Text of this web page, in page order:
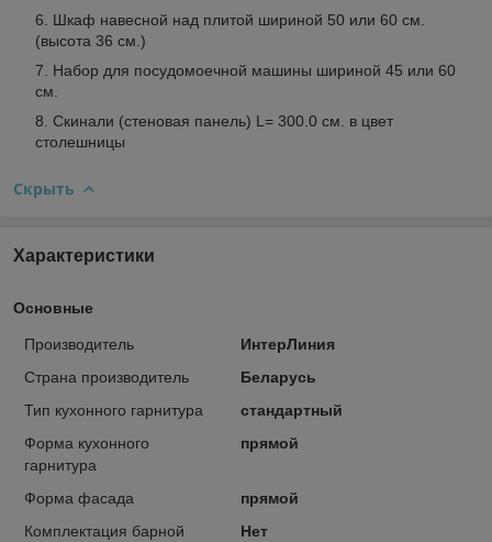
Шкаф навесной над плитой шириной 50 или 60 см.
(высота 36 см.)
Набор для посудомоечной машины шириной 45 или 60
см.
Скинали (стеновая панель) L= 300.0 см. в цвет
столешницы
Скрыть
Характеристики
Основные
Производитель
ИнтерЛиния
Страна производитель
Беларусь
Тип кухонного гарнитура
стандартный
Форма кухонного
гарнитура
прямой
Форма фасада
прямой
Комплектация барной
Нет